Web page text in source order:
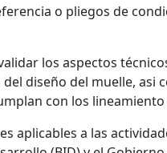
o pliegos de
los aspectos
diseño del muelle,
con los
aplicables a las